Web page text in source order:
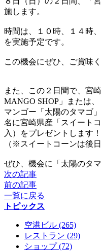
施します。
時間は、１０時、１４時
を実施予定です。
この機会にぜひ、ご賞味
また、この２日間で、宮
MANGO SHOP」または
マンゴー「太陽のタマゴ
名に宮崎県産「スイート
入）をプレゼントします！
（※スイートコーンは後
ぜひ、機会に「太陽のタ
次の記事
前の記事
一覧に戻る
トピックス
空港ビル (265)
レストラン (29)
ショップ (72)